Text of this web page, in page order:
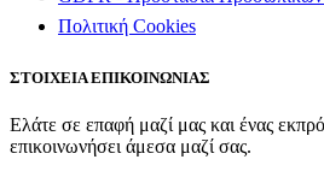
Πολιτική Cookies
ΣΤΟΙΧΕΙΑ ΕΠΙΚΟΙΝΩΝΙΑΣ
Ελάτε σε επαφή μαζί μας και ένας
επικοινωνήσει άμεσα μαζί σας.